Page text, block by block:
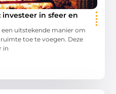
in sfeer en
een uitstekende manier om
toe te voegen. Deze
in